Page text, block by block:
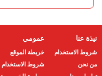
نيذة عنا
شروط الاستخدام
من نحن
عمومي
خريطة الموقع
شروط الاستخدام